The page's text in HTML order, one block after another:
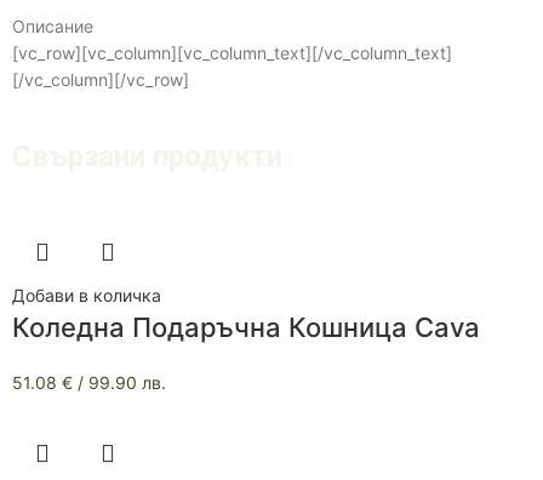
Описание
[vc_row][vc_column][vc_column_text][/vc_column_text]
[/vc_column][/vc_row]
Добави в количка
Коледна Подаръчна Кошница Cava
51.08 € / 99.90 лв.